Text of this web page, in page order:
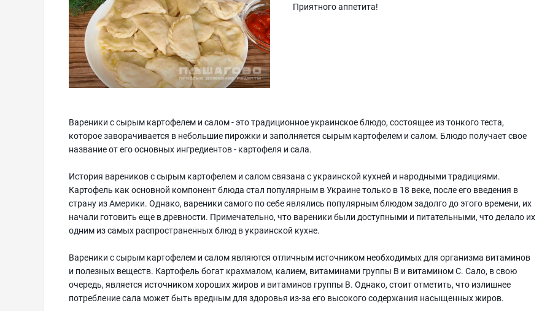
Приятного аппетита!
Вареники с сырым картофелем и салом - это традиционное украинское блюдо, состоящее из тонкого теста,
которое заворачивается в небольшие пирожки и заполняется сырым картофелем и салом. Блюдо получает свое
название от его основных ингредиентов - картофеля и сала.
История вареников с сырым картофелем и салом связана с украинской кухней и народными традициями.
Картофель как основной компонент блюда стал популярным в Украине только в 18 веке, после его введения в
страну из Америки. Однако, вареники самого по себе являлись популярным блюдом задолго до этого времени, их
начали готовить еще в древности. Примечательно, что вареники были доступными и питательными, что делало их
одним из самых распространенных блюд в украинской кухне.
Вареники с сырым картофелем и салом являются отличным источником необходимых для организма витаминов
и полезных веществ. Картофель богат крахмалом, калием, витаминами группы В и витамином C. Сало, в свою
очередь, является источником хороших жиров и витаминов группы В. Однако, стоит отметить, что излишнее
потребление сала может быть вредным для здоровья из-за его высокого содержания насыщенных жиров.